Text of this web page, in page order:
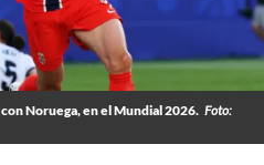
Noruega, en el Mundial 2026. Foto: